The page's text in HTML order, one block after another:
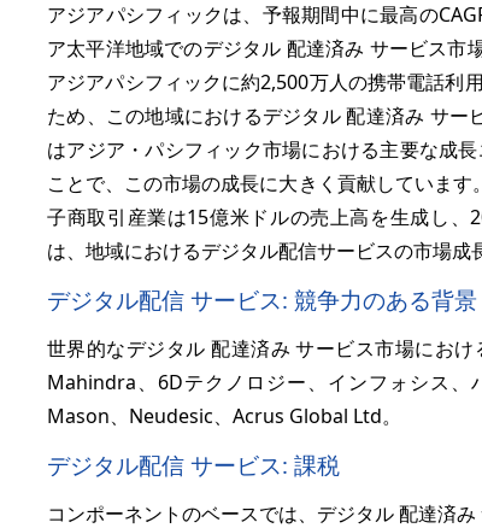
アジアパシフィックは、予報期間中に最高の
ア太平洋地域でのデジタル 配達済み サービス市
アジアパシフィックに約2,500万人の携帯電話利
ため、この地域におけるデジタル 配達済み サ
はアジア・パシフィック市場における主要な成
ことで、この市場の成長に大きく貢献していま
子商取引産業は15億米ドルの売上高を生成し
は、地域におけるデジタル配信サービスの市場成
デジタル配信 サービス: 競争力のある背景
世界的なデジタル 配達済み サービス市場にお
Mahindra、6Dテクノロジー、インフォシス、
Mason、Neudesic、Acrus Global Ltd。
デジタル配信 サービス: 課税
コンポーネントのベースでは、デジタル 配達済